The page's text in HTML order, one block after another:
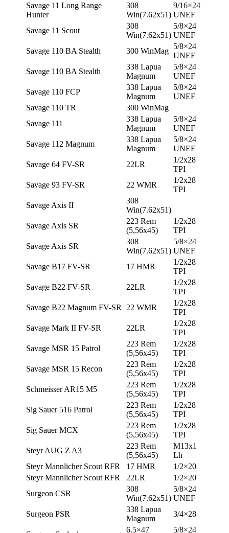
Savage 11 Long Range
Hunter
308
Win(7.62х51)
9/16×24
UNEF
Savage 11 Scout
308
Win(7.62х51)
5/8×24
UNEF
Savage 110 BA Stealth
300 WinMag
5/8×24
UNEF
Savage 110 BA Stealth
338 Lapua
Magnum
5/8×24
UNEF
Savage 110 FCP
338 Lapua
Magnum
5/8×24
UNEF
Savage 110 TR
300 WinMag
Savage 111
338 Lapua
Magnum
5/8×24
UNEF
Savage 112 Magnum
338 Lapua
Magnum
5/8×24
UNEF
Savage 64 FV-SR
22LR
1/2х28
TPI
Savage 93 FV-SR
22 WMR
1/2х28
TPI
Savage Axis II
308
Win(7.62х51)
Savage Axis SR
223 Rem
(5,56х45)
1/2х28
TPI
Savage Axis SR
308
Win(7.62х51)
5/8×24
UNEF
Savage B17 FV-SR
17 HMR
1/2х28
TPI
Savage B22 FV-SR
22LR
1/2х28
TPI
Savage B22 Magnum FV-SR
22 WMR
1/2х28
TPI
Savage Mark II FV-SR
22LR
1/2х28
TPI
Savage MSR 15 Patrol
223 Rem
(5,56х45)
1/2х28
TPI
Savage MSR 15 Recon
223 Rem
(5,56х45)
1/2х28
TPI
Schmeisser AR15 M5
223 Rem
(5,56х45)
1/2х28
TPI
Sig Sauer 516 Patrol
223 Rem
(5,56х45)
1/2х28
TPI
Sig Sauer MCX
223 Rem
(5,56х45)
1/2х28
TPI
Steyr AUG Z A3
223 Rem
(5,56х45)
M13x1
Lh
Steyr Mannlicher Scout RFR
17 HMR
1/2×20
Steyr Mannlicher Scout RFR
22LR
1/2×20
Surgeon CSR
308
Win(7.62х51)
5/8×24
UNEF
Surgeon PSR
338 Lapua
Magnum
3/4×28
6.5×47
5/8×24